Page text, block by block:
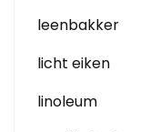
leenbakker
licht eiken
linoleum